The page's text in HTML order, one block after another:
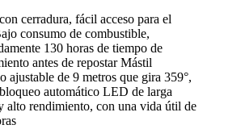
cerradura, fácil acceso para el
consumo de combustible,
130 horas de tiempo de
antes de repostar Mástil
ajustable de 9 metros que gira 359°,
automático LED de larga
alto rendimiento, con una vida útil de